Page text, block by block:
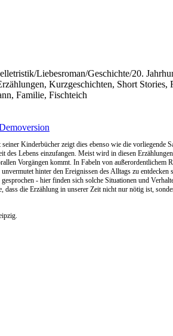
Liebesroman/Geschichte/20.
Kurzgeschichten, Short Stories,
Familie, Fischteich
Kinderbücher zeigt dies ebenso wie die vorliegende
Lebens einzufangen. Meist wird in diesen
Vorgängen kommt. In Fabeln von außerordentlichem
hinter den Ereignissen des Alltags zu
- hier finden sich solche Situationen und
die Erzählung in unserer Zeit nicht nur nötig ist,